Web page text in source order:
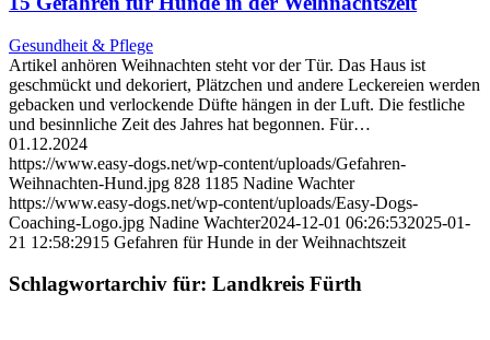
Gesundheit & Pflege
Artikel anhören Weihnachten steht vor der Tür. Das Haus ist
geschmückt und dekoriert, Plätzchen und andere Leckereien werden
gebacken und verlockende Düfte hängen in der Luft. Die festliche
und besinnliche Zeit des Jahres hat begonnen. Für…
01.12.2024
https://www.easy-dogs.net/wp-content/uploads/Gefahren-
Weihnachten-Hund.jpg 828 1185 Nadine Wachter
https://www.easy-dogs.net/wp-content/uploads/Easy-Dogs-
Coaching-Logo.jpg Nadine Wachter2024-12-01 06:26:532025-01-
21 12:58:2915 Gefahren für Hunde in der Weihnachtszeit
Schlagwortarchiv für: Landkreis Fürth